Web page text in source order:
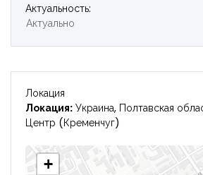
Актуальность:
Актуально
Локация
Локация: Украина, Полтавская
Центр (Кременчуг)
+